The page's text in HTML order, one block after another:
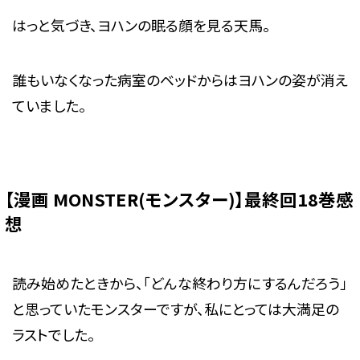
はっと気づき、ヨハンの眠る顔を見る天馬。
誰もいなくなった病室のベッドからはヨハンの姿が消え
ていました。
【漫画 MONSTER(モンスター)】最終回18巻感
想
読み始めたときから、「どんな終わり方にするんだろう」
と思っていたモンスターですが、私にとっては大満足の
ラストでした。